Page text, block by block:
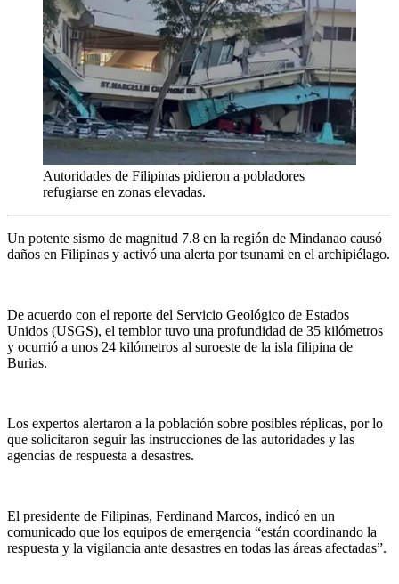
Autoridades de Filipinas pidieron a pobladores
refugiarse en zonas elevadas.
Un potente sismo de magnitud 7.8 en la región de Mindanao causó
daños en Filipinas y activó una alerta por tsunami en el archipiélago.
De acuerdo con el reporte del Servicio Geológico de Estados
Unidos (USGS), el temblor tuvo una profundidad de 35 kilómetros
y ocurrió a unos 24 kilómetros al suroeste de la isla filipina de
Burias.
Los expertos alertaron a la población sobre posibles réplicas, por lo
que solicitaron seguir las instrucciones de las autoridades y las
agencias de respuesta a desastres.
El presidente de Filipinas, Ferdinand Marcos, indicó en un
comunicado que los equipos de emergencia “están coordinando la
respuesta y la vigilancia ante desastres en todas las áreas afectadas”.